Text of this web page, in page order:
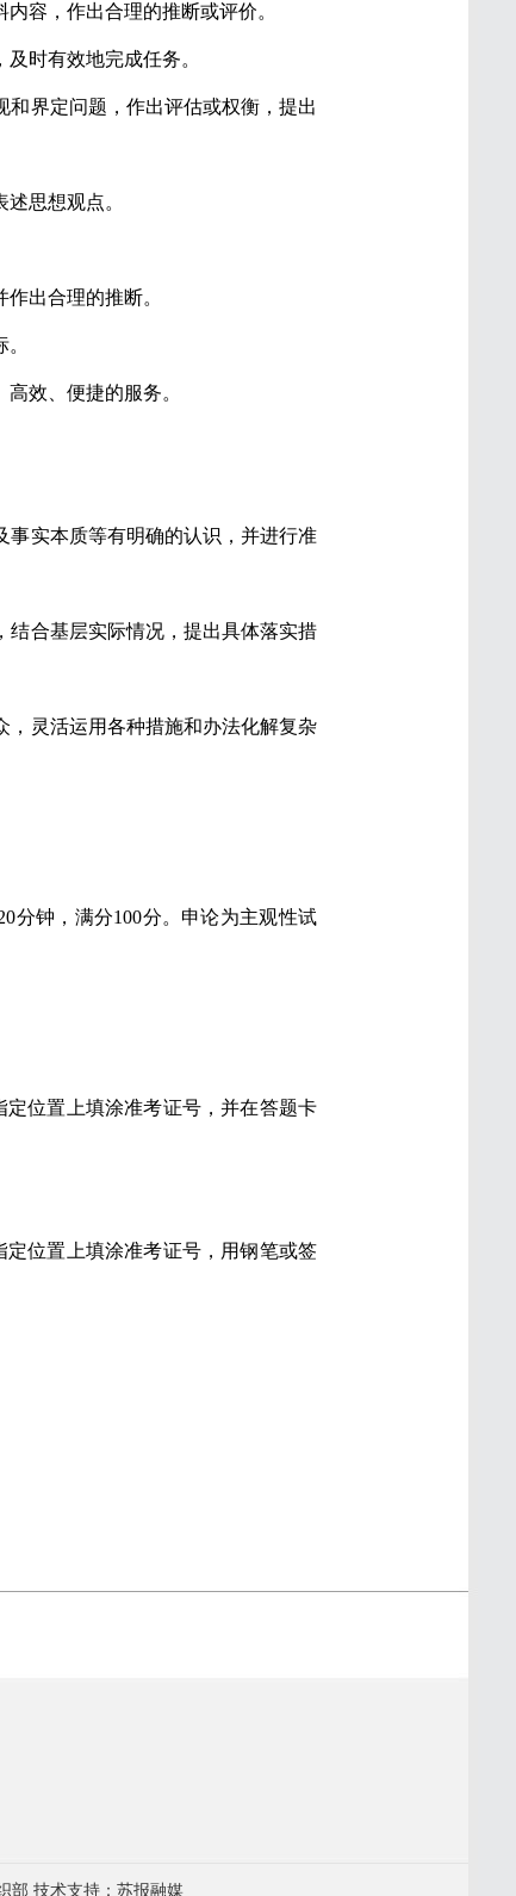
容，作出合理的推断或评价。
时有效地完成任务。
界定问题，作出评估或权衡，提出
思想观点。
出合理的推断。
效、便捷的服务。
实本质等有明确的认识，并进行准
合基层实际情况，提出具体落实措
灵活运用各种措施和办法化解复杂
分钟，满分100分。申论为主观性试
位置上填涂准考证号，并在答题卡
位置上填涂准考证号，用钢笔或签
部 技术支持：苏报融媒